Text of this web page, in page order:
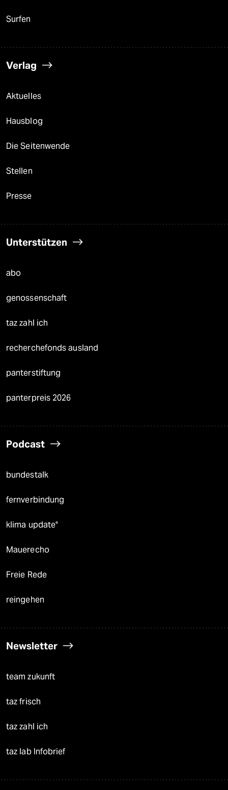
Surfen
Verlag
Aktuelles
Hausblog
Die Seitenwende
Stellen
Presse
Unterstützen
abo
genossenschaft
taz zahl ich
recherchefonds ausland
panterstiftung
panterpreis 2026
Podcast
bundestalk
fernverbindung
klima update°
Mauerecho
Freie Rede
reingehen
Newsletter
team zukunft
taz frisch
taz zahl ich
taz lab Infobrief